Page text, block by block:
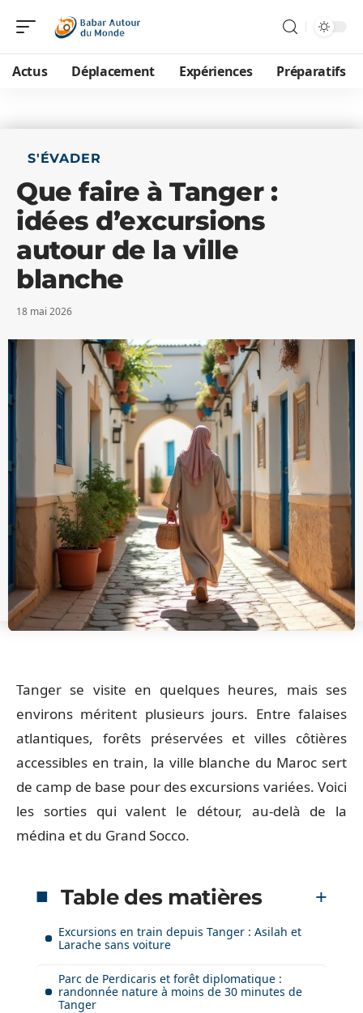
Actus Déplacement Expériences Préparatifs
S'ÉVADER
Que faire à Tanger :
idées d’excursions
autour de la ville
blanche
18 mai 2026
Tanger se visite en quelques heures, mais ses
environs méritent plusieurs jours. Entre falaises
atlantiques, forêts préservées et villes côtières
accessibles en train, la ville blanche du Maroc sert
de camp de base pour des excursions variées. Voici
les sorties qui valent le détour, au-delà de la
médina et du Grand Socco.
Table des matières
Excursions en train depuis Tanger : Asilah et
Larache sans voiture
Parc de Perdicaris et forêt diplomatique :
randonnée nature à moins de 30 minutes de
Tanger